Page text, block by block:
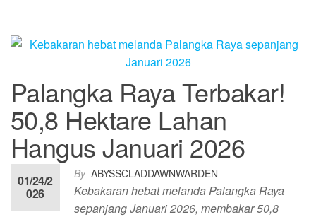
Palangka Raya Terbakar!
50,8 Hektare Lahan
Hangus Januari 2026
By ABYSSCLADDAWNWARDEN
01/24/2
026
Kebakaran hebat melanda Palangka Raya
sepanjang Januari 2026, membakar 50,8